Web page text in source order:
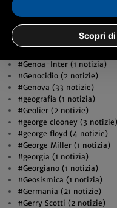
#genitorialità (2 notizie)
#Gennaio (1 notizia)
#Gennarino De Fabio (1
#Genoa-Inter (1 notizia)
#Genocidio (2 notizie)
#Genova (33 notizie)
#geografia (1 notizia)
#Geolier (2 notizie)
#george clooney (3 notizie)
#george floyd (4 notizie)
#George Miller (1 notizia)
#georgia (1 notizia)
#Georgiano (1 notizia)
#Geosismica (1 notizia)
#Germania (21 notizie)
#Gerry Scotti (2 notizie)
Scopri